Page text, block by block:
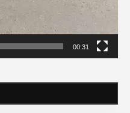
00:31